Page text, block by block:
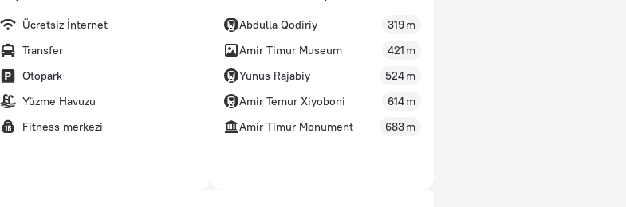
Ücretsiz İnternet
Transfer
Otopark
Yüzme Havuzu
Fitness merkezi
Abdulla Qodiriy
319 m
Amir Timur Museum
421 m
Yunus Rajabiy
524 m
Amir Temur Xiyoboni
614 m
Amir Timur Monument
683 m